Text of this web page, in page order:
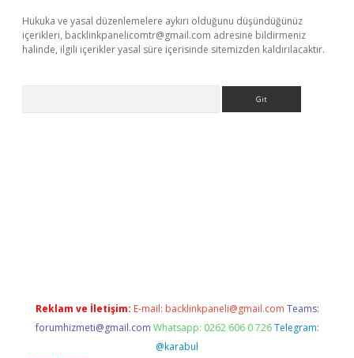
Hukuka ve yasal düzenlemelere aykırı olduğunu düşündüğünüz
içerikleri, backlinkpanelicomtr@gmail.com adresine bildirmeniz
halinde, ilgili içerikler yasal süre içerisinde sitemizden kaldırılacaktır.
Reklam ve İletişim: E-mail: backlinkpaneli@gmail.com Teams:
forumhizmeti@gmail.com Whatsapp: 0262 606 0 726 Telegram:
@karabul